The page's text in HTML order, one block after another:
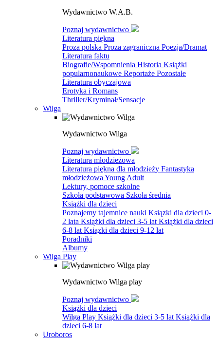
Wydawnictwo W.A.B.
Poznaj wydawnictwo
Literatura piękna
Proza polska Proza zagraniczna Poezja/Dramat
Literatura faktu
Biografie/Wspomnienia Historia Książki
popularnonaukowe Reportaże Pozostałe
Literatura obyczajowa
Erotyka i Romans
Thriller/Kryminał/Sensacje
Wilga
Wydawnictwo Wilga
Poznaj wydawnictwo
Literatura młodzieżowa
Literatura piękna dla młodzieży Fantastyka
młodzieżowa Young Adult
Lektury, pomoce szkolne
Szkoła podstawowa Szkoła średnia
Książki dla dzieci
Poznajemy tajemnice nauki Ksiązki dla dzieci 0-
2 lata Książki dla dzieci 3-5 lat Książki dla dzieci
6-8 lat Ksiązki dla dzieci 9-12 lat
Poradniki
Albumy
Wilga Play
Wydawnictwo Wilga play
Poznaj wydawnictwo
Książki dla dzieci
Wilga Play Książki dla dzieci 3-5 lat Książki dla
dzieci 6-8 lat
Uroboros